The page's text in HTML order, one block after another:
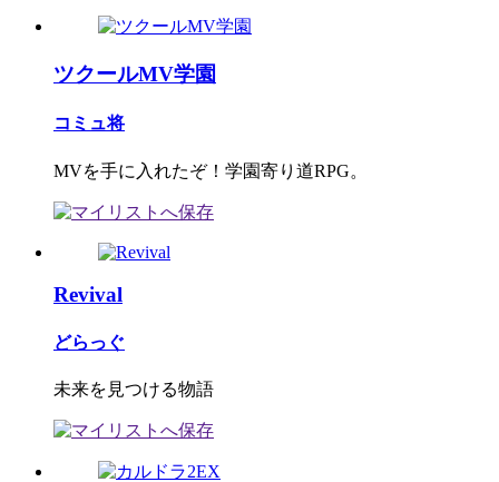
ツクールMV学園
コミュ将
MVを手に入れたぞ！学園寄り道RPG。
Revival
どらっぐ
未来を見つける物語